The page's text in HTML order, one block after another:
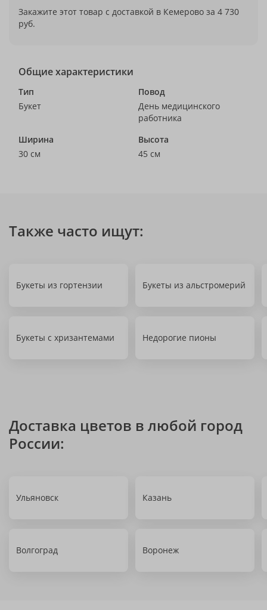
Закажите этот товар с доставкой в Кемерово за 4 730
руб.
Общие характеристики
Тип
Букет
Повод
День медицинского
работника
Ширина
30 см
Высота
45 см
Также часто ищут:
Букеты из гортензии Букеты из альстромерий
Букеты с хризантемами Недорогие пионы
Доставка цветов в любой город
России:
Ульяновск Казань
Волгоград Воронеж